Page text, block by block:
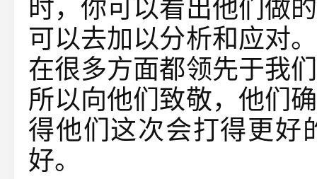
时，你可以看出他们做
可以去加以分析和应对
在很多方面都领先于我
所以向他们致敬，他们
得他们这次会打得更好
好。